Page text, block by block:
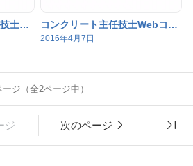
そろそろ本気！今年こそ技士・主任技士に合格しよう！ コンクリート主任技士Webコースのご紹介(2)
2016年4月7日
ージ（全2ページ中）
ジ 次のページ